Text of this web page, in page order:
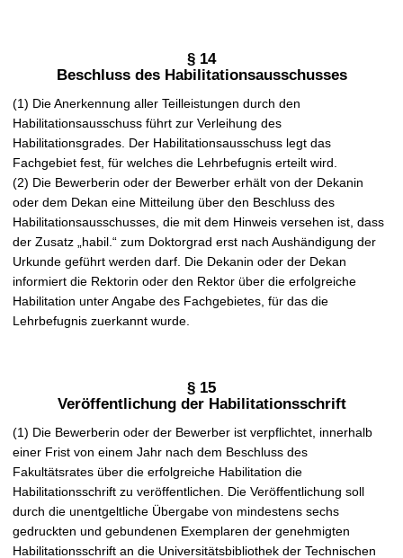
§ 14
Beschluss des Habilitationsausschusses
(1) Die Anerkennung aller Teilleistungen durch den
Habilitationsausschuss führt zur Verleihung des
Habilitationsgrades. Der Habilitationsausschuss legt das
Fachgebiet fest, für welches die Lehrbefugnis erteilt wird.
(2) Die Bewerberin oder der Bewerber erhält von der Dekanin
oder dem Dekan eine Mitteilung über den Beschluss des
Habilitationsausschusses, die mit dem Hinweis versehen ist, dass
der Zusatz „habil.“ zum Doktorgrad erst nach Aushändigung der
Urkunde geführt werden darf. Die Dekanin oder der Dekan
informiert die Rektorin oder den Rektor über die erfolgreiche
Habilitation unter Angabe des Fachgebietes, für das die
Lehrbefugnis zuerkannt wurde.
§ 15
Veröffentlichung der Habilitationsschrift
(1) Die Bewerberin oder der Bewerber ist verpflichtet, innerhalb
einer Frist von einem Jahr nach dem Beschluss des
Fakultätsrates über die erfolgreiche Habilitation die
Habilitationsschrift zu veröffentlichen. Die Veröffentlichung soll
durch die unentgeltliche Übergabe von mindestens sechs
gedruckten und gebundenen Exemplaren der genehmigten
Habilitationsschrift an die Universitätsbibliothek der Technischen